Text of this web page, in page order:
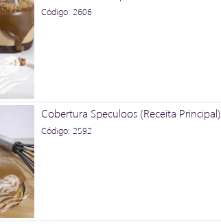
Código: 2606
Cobertura Speculoos (Receita Principal)
Código: 2592